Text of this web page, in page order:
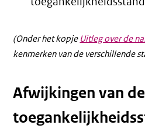
(Onder het kopje Uitleg over de
kenmerken van de verschillende
Afwijkingen van de